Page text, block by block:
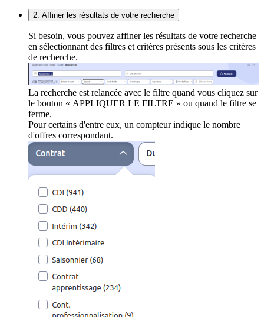
2. Affiner les résultats de votre recherche
Si besoin, vous pouvez affiner les résultats de votre recherche
en sélectionnant des filtres et critères présents sous les critères
de recherche.
La recherche est relancée avec le filtre quand vous cliquez sur
le bouton « APPLIQUER LE FILTRE » ou quand le filtre se
ferme.
Pour certains d'entre eux, un compteur indique le nombre
d'offres correspondant.